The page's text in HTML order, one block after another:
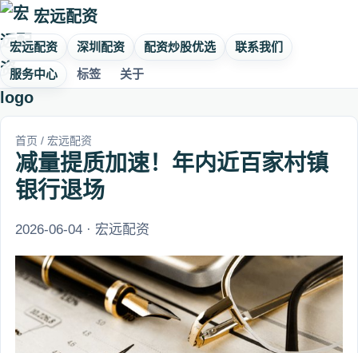
宏远配资
宏远配资 深圳配资 配资炒股优选
联系我们
服务中心
标签 关于
首页 / 宏远配资
减量提质加速！年内近百家村镇
银行退场
2026-06-04 · 宏远配资